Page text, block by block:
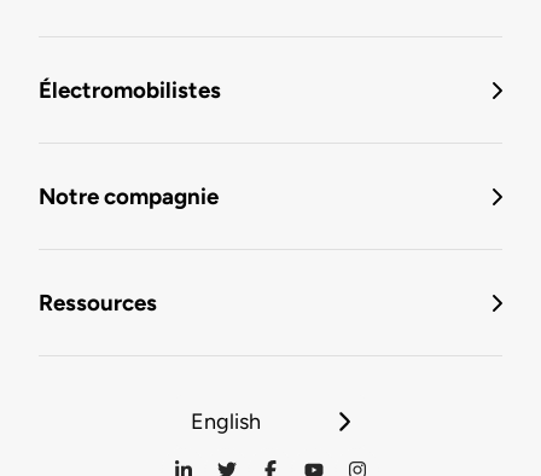
Électromobilistes
Notre compagnie
Ressources
English